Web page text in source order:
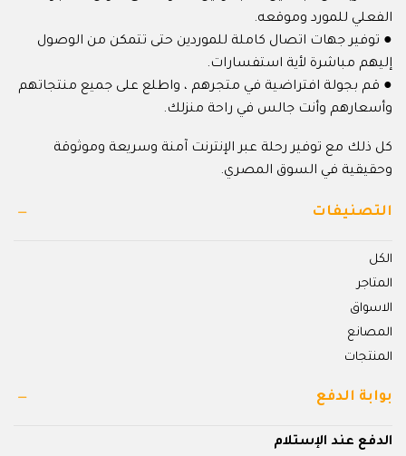
الفعلي للمورد وموقعه.
● توفير جهات اتصال كاملة للموردين حتى تتمكن من الوصول
إليهم مباشرة لأية استفسارات.
● قم بجولة افتراضية في متجرهم ، واطلع على جميع منتجاتهم
وأسعارهم وأنت جالس في راحة منزلك.
كل ذلك مع توفير رحلة عبر الإنترنت آمنة وسريعة وموثوقة
وحقيقية في السوق المصري.
التصنيفات
الكل
المتاجر
الاسواق
المصانع
المنتجات
بوابة الدفع
الدفع عند الإستلام